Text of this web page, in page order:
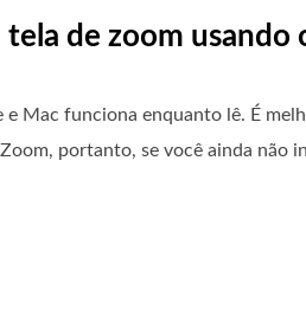
de zoom usando
Mac funciona enquanto lê. É
portanto, se você ainda não